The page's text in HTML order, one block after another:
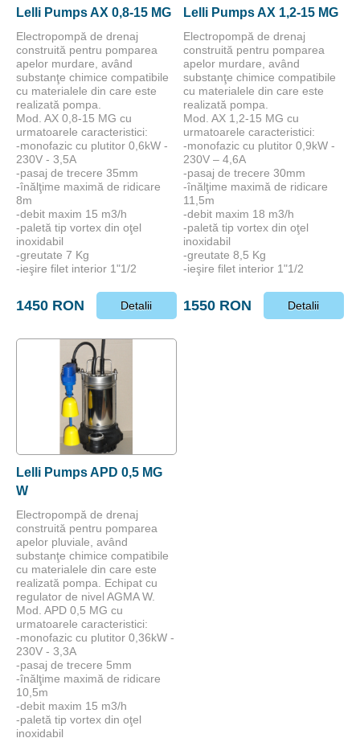
Lelli Pumps AX 0,8-15 MG
Electropompă de drenaj
construită pentru pomparea
apelor murdare, având
substanţe chimice compatibile
cu materialele din care este
realizată pompa.
Mod. AX 0,8-15 MG cu
urmatoarele caracteristici:
-monofazic cu plutitor 0,6kW -
230V - 3,5A
-pasaj de trecere 35mm
-înălţime maximă de ridicare
8m
-debit maxim 15 m3/h
-paletă tip vortex din oţel
inoxidabil
-greutate 7 Kg
-ieşire filet interior 1"1/2
1450 RON Detalii
Lelli Pumps AX 1,2-15 MG
Electropompă de drenaj
construită pentru pomparea
apelor murdare, având
substanţe chimice compatibile
cu materialele din care este
realizată pompa.
Mod. AX 1,2-15 MG cu
urmatoarele caracteristici:
-monofazic cu plutitor 0,9kW -
230V – 4,6A
-pasaj de trecere 30mm
-înălţime maximă de ridicare
11,5m
-debit maxim 18 m3/h
-paletă tip vortex din oţel
inoxidabil
-greutate 8,5 Kg
-ieşire filet interior 1"1/2
1550 RON Detalii
Lelli Pumps APD 0,5 MG
W
Electropompă de drenaj
construită pentru pomparea
apelor pluviale, având
substanţe chimice compatibile
cu materialele din care este
realizată pompa. Echipat cu
regulator de nivel AGMA W.
Mod. APD 0,5 MG cu
urmatoarele caracteristici:
-monofazic cu plutitor 0,36kW -
230V - 3,3A
-pasaj de trecere 5mm
-înălţime maximă de ridicare
10,5m
-debit maxim 15 m3/h
-paletă tip vortex din oţel
inoxidabil